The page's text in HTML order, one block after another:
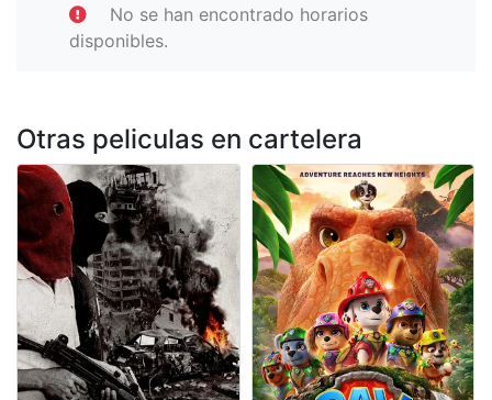
No se han encontrado horarios
disponibles.
Otras peliculas en cartelera